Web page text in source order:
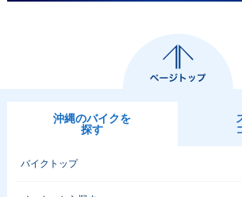
沖縄のバイクを
探す
バイクトップ